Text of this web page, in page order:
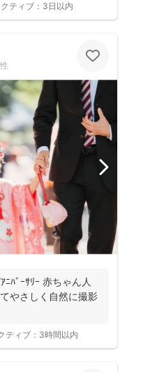
ティブ： 3日以内
ﾊﾞｰｻﾘｰ 赤ちゃん人
やさしく自然に撮影
ティブ： 3時間以内